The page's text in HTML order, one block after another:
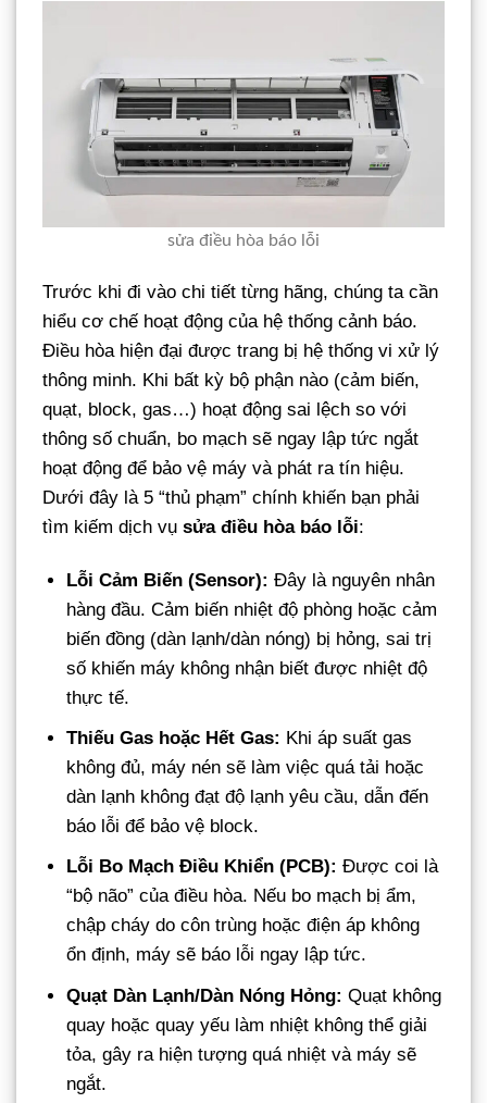
sửa điều hòa báo lỗi
Trước khi đi vào chi tiết từng hãng, chúng ta cần
hiểu cơ chế hoạt động của hệ thống cảnh báo.
Điều hòa hiện đại được trang bị hệ thống vi xử lý
thông minh. Khi bất kỳ bộ phận nào (cảm biến,
quạt, block, gas…) hoạt động sai lệch so với
thông số chuẩn, bo mạch sẽ ngay lập tức ngắt
hoạt động để bảo vệ máy và phát ra tín hiệu.
Dưới đây là 5 “thủ phạm” chính khiến bạn phải
tìm kiếm dịch vụ sửa điều hòa báo lỗi:
Lỗi Cảm Biến (Sensor): Đây là nguyên nhân
hàng đầu. Cảm biến nhiệt độ phòng hoặc cảm
biến đồng (dàn lạnh/dàn nóng) bị hỏng, sai trị
số khiến máy không nhận biết được nhiệt độ
thực tế.
Thiếu Gas hoặc Hết Gas: Khi áp suất gas
không đủ, máy nén sẽ làm việc quá tải hoặc
dàn lạnh không đạt độ lạnh yêu cầu, dẫn đến
báo lỗi để bảo vệ block.
Lỗi Bo Mạch Điều Khiển (PCB): Được coi là
“bộ não” của điều hòa. Nếu bo mạch bị ẩm,
chập cháy do côn trùng hoặc điện áp không
ổn định, máy sẽ báo lỗi ngay lập tức.
Quạt Dàn Lạnh/Dàn Nóng Hỏng: Quạt không
quay hoặc quay yếu làm nhiệt không thể giải
tỏa, gây ra hiện tượng quá nhiệt và máy sẽ
ngắt.